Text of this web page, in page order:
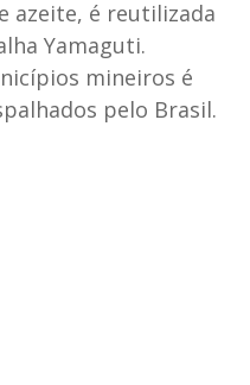
azeite, é reutilizada
Yamaguti.
mineiros é
pelo Brasil.